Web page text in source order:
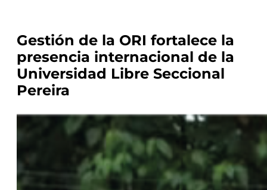
Gestión de la ORI fortalece la
presencia internacional de la
Universidad Libre Seccional
Pereira